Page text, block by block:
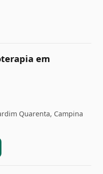
em
Quarenta, Campina